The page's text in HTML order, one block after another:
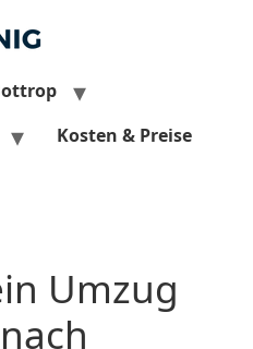
Kosten & Preise
Umzug